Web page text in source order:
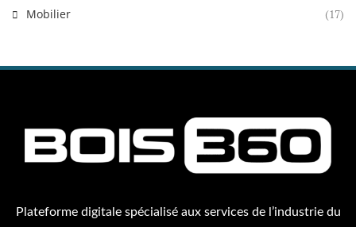
Mobilier (17)
Plateforme digitale spécialisé aux services de l’industrie du